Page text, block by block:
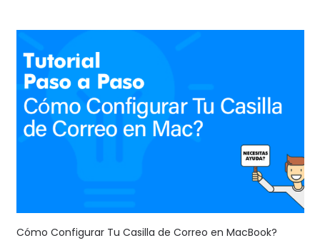
Cómo Configurar Tu Casilla de Correo en MacBook?